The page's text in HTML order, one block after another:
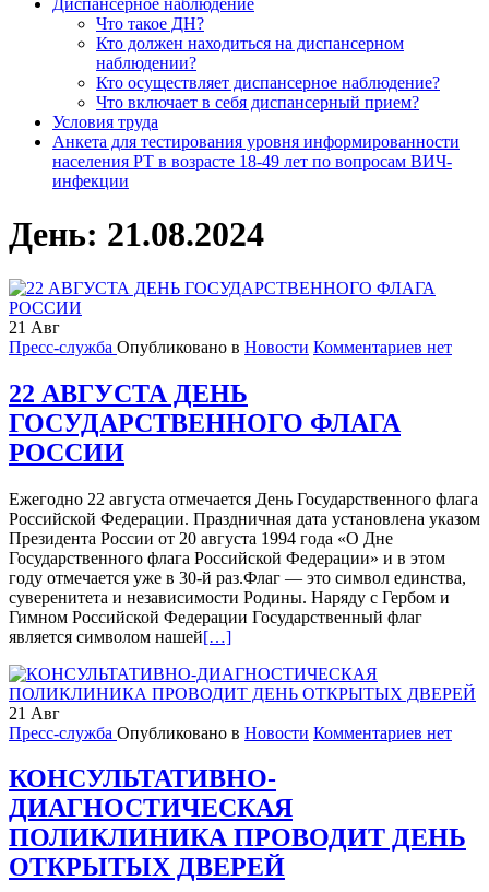
Что такое ДН?
Кто должен находиться на диспансерном
наблюдении?
Кто осуществляет диспансерное наблюдение?
Что включает в себя диспансерный прием?
Условия труда
Анкета для тестирования уровня информированности
населения РТ в возрасте 18-49 лет по вопросам ВИЧ-
инфекции
День: 21.08.2024
21 Авг
Пресс-служба Опубликовано в Новости Комментариев нет
22 АВГУСТА ДЕНЬ
ГОСУДАРСТВЕННОГО ФЛАГА
РОССИИ
Ежегодно 22 августа отмечается День Государственного флага
Российской Федерации. Праздничная дата установлена указом
Президента России от 20 августа 1994 года «О Дне
Государственного флага Российской Федерации» и в этом
году отмечается уже в 30-й раз.Флаг — это символ единства,
суверенитета и независимости Родины. Наряду с Гербом и
Гимном Российской Федерации Государственный флаг
является символом нашейЧитать
про22
АВГУСТА
ГОСУДАРСТВЕННОГО
РОССИИ
[…]
21 Авг
Пресс-служба Опубликовано в Новости Комментариев нет
КОНСУЛЬТАТИВНО-
ДИАГНОСТИЧЕСКАЯ
ПОЛИКЛИНИКА ПРОВОДИТ ДЕНЬ
ОТКРЫТЫХ ДВЕРЕЙ